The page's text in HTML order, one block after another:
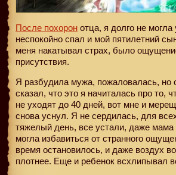
После похорон отца, я долго не
неспокойно спал и мой пятилетний
меня накатывал страх, было
присутствия.
Я разбудила мужа, пожаловалась, но
сказал, что это я начиталась про то,
не уходят до 40 дней, вот мне и
снова уснул. Я не сердилась, для
тяжелый день, все устали, даже мама
могла избавиться от странного
время остановилось, и даже воздух
плотнее. Еще и ребенок всхлипывал